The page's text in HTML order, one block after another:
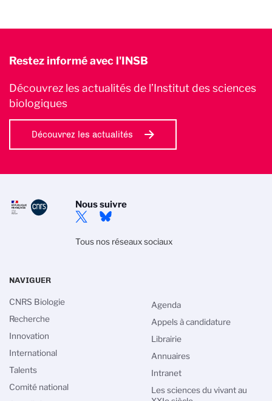
Restez informé avec l'INSB
Découvrez les actualités de l’Institut des sciences
biologiques
Découvrez les actualités
Nous suivre
Tous nos réseaux sociaux
NAVIGUER
CNRS Biologie
Recherche
Innovation
International
Talents
Comité national
Agenda
Appels à candidature
Librairie
Annuaires
Intranet
Les sciences du vivant au